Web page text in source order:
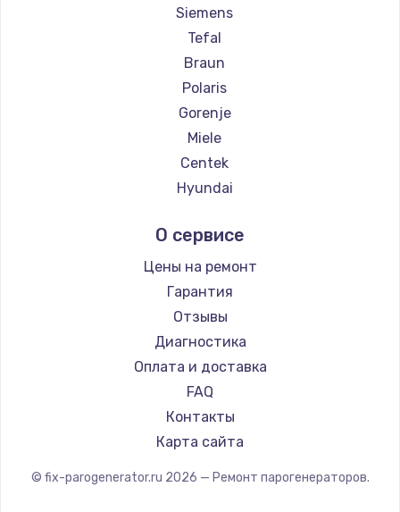
Siemens
Tefal
Braun
Polaris
Gorenje
Miele
Centek
Hyundai
DELTA
Silter
Chayka
Beko
Vivitek
RED solution
О сервисе
Цены на ремонт
Гарантия
Отзывы
Диагностика
Оплата и доставка
FAQ
Контакты
Карта сайта
© fix-parogenerator.ru 2026 — Ремонт парогенераторов.